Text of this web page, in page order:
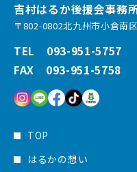
吉村はるか後援会事務
〒802-0802北九州市小倉南
TEL 093-951-5757
FAX 093-951-5758
TOP
はるかの想い